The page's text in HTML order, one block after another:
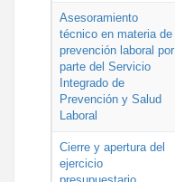
Asesoramiento
técnico en materia de
prevención laboral por
parte del Servicio
Integrado de
Prevención y Salud
Laboral
Cierre y apertura del
ejercicio
presupuestario